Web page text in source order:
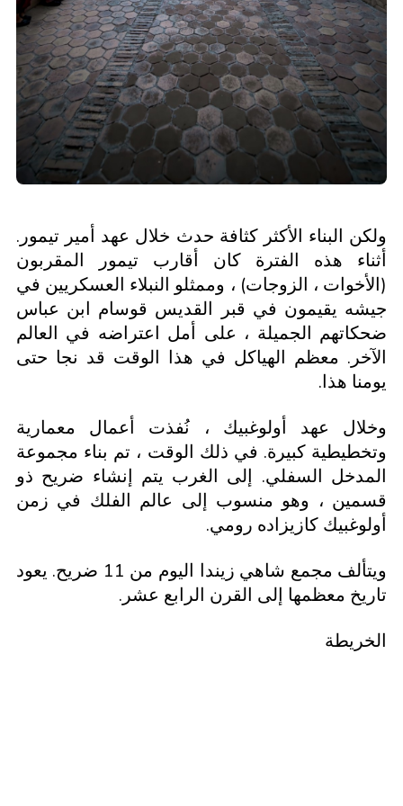
ولكن البناء الأكثر كثافة حدث خلال عهد أمير تيمور.
أثناء هذه الفترة كان أقارب تيمور المقربون
(الأخوات ، الزوجات) ، وممثلو النبلاء العسكريين في
جيشه يقيمون في قبر القديس قوسام ابن عباس
ضحكاتهم الجميلة ، على أمل اعتراضه في العالم
الآخر. معظم الهياكل في هذا الوقت قد نجا حتى
يومنا هذا.
وخلال عهد أولوغبيك ، نُفذت أعمال معمارية
وتخطيطية كبيرة. في ذلك الوقت ، تم بناء مجموعة
المدخل السفلي. إلى الغرب يتم إنشاء ضريح ذو
قسمين ، وهو منسوب إلى عالم الفلك في زمن
أولوغبيك كازيزاده رومي.
ويتألف مجمع شاهي زيندا اليوم من 11 ضريح. يعود
تاريخ معظمها إلى القرن الرابع عشر.
الخريطة